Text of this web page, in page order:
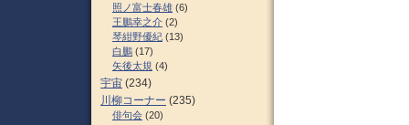
照ノ富士春雄 (6)
王鵬幸之介 (2)
琴紺野優紀 (13)
白鵬 (17)
矢後太規 (4)
宇宙 (234)
川柳コーナー (235)
俳句会 (20)